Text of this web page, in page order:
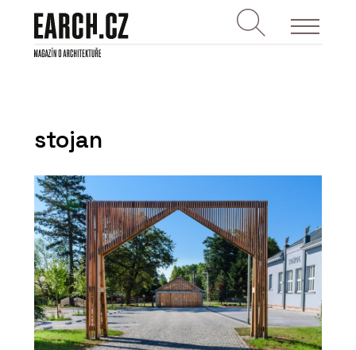
stojan